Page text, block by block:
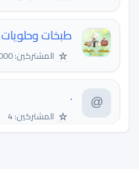
طبخات وحلويات
☆ المشتركين: 227,000
.
☆ المشتركين: 4